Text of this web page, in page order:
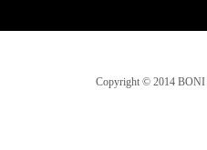
Copyright © 2014